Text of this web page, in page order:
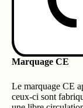
Marquage CE
Le marquage CE
ceux-ci sont